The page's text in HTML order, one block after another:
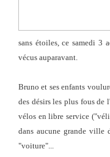
sans étoiles, ce samedi 3
vécus auparavant.
Bruno et ses enfants
des désirs les plus fous de
vélos en libre service
dans aucune grande ville
"voiture"...